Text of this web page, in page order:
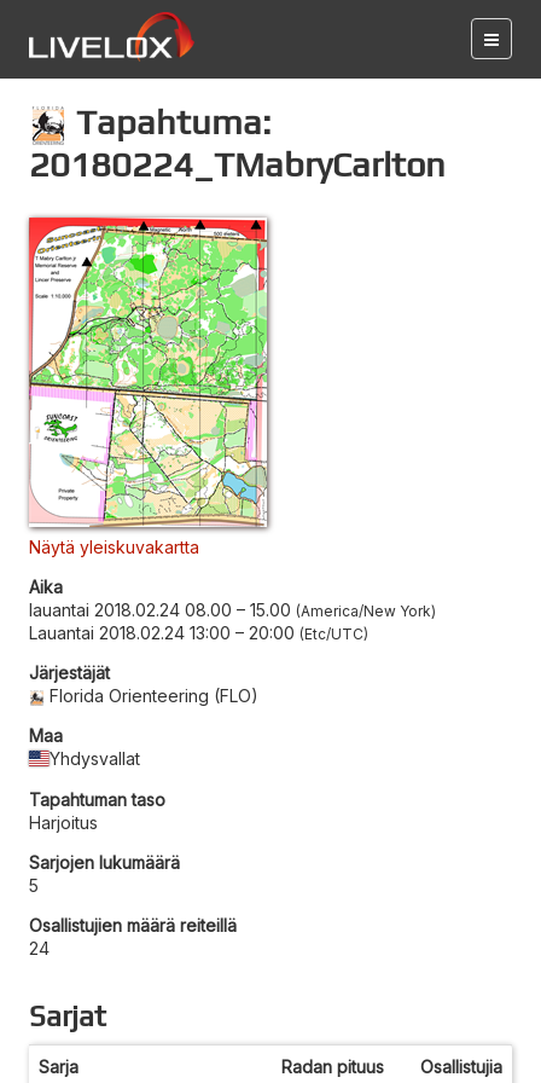
Tapahtuma:
20180224_TMabryCarlton
Näytä yleiskuvakartta
Aika
lauantai 2018.02.24 08.00 – 15.00 America/New York
Lauantai 2018.02.24 13:00 – 20:00 Etc/UTC
Järjestäjät
Florida Orienteering (FLO)
Maa
Yhdysvallat
Tapahtuman taso
Harjoitus
Sarjojen lukumäärä
5
Osallistujien määrä reiteillä
24
Sarjat
Sarja Radan pituus Osallistujia